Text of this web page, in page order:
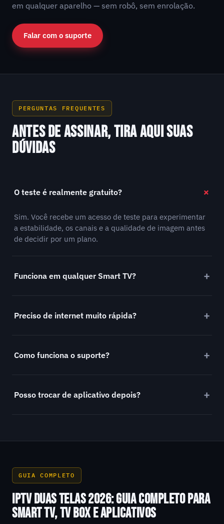
em qualquer aparelho — sem robô, sem enrolação.
Falar com o suporte
PERGUNTAS FREQUENTES
ANTES DE ASSINAR, TIRA AQUI SUAS
DÚVIDAS
O teste é realmente gratuito?
Sim. Você recebe um acesso de teste para experimentar
a estabilidade, os canais e a qualidade de imagem antes
de decidir por um plano.
Funciona em qualquer Smart TV?
Preciso de internet muito rápida?
Como funciona o suporte?
Posso trocar de aplicativo depois?
GUIA COMPLETO
IPTV DUAS TELAS 2026: GUIA COMPLETO PARA
SMART TV, TV BOX E APLICATIVOS